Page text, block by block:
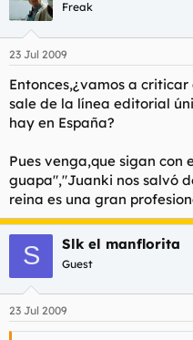
Freak
23 Jul 2009
Entonces,¿vamos a
sale de la línea editorial
hay en España?
Pues venga,que sigan
guapa","Juanki nos salvó
reina es una gran
S Slk el manflorita
Guest
23 Jul 2009